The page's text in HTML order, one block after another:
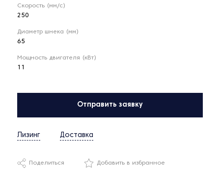
Скорость (мм/с)
250
Диаметр шнека (мм)
65
Мощность двигателя (кВт)
Отправить заявку
Лизинг Доставка
Поделиться Добавить в избранное